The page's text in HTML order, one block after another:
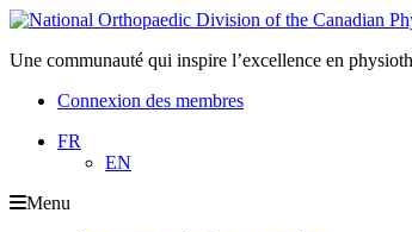
Une communauté qui inspire l’excellence en
Connexion des membres
FR
EN
Menu